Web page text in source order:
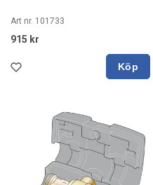
Art nr. 101733
915 kr
Köp